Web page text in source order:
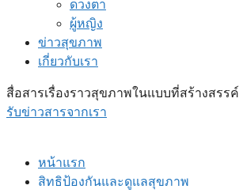
ดวงตา
ผู้หญิง
ข่าวสุขภาพ
เกี่ยวกับเรา
สื่อสารเรื่องราวสุขภาพในแบบที่สร้างสรรค์
รับข่าวสารจากเรา
หน้าแรก
สิทธิป้องกันและดูแลสุขภาพ